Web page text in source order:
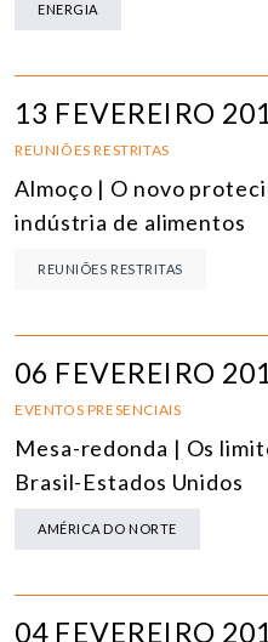
ENERGIA
13 FEVEREIRO
REUNIÕES RESTRITAS
Almoço | O novo
indústria de alimentos
REUNIÕES RESTRITAS
06 FEVEREIRO
EVENTOS PRESENCIAIS
Mesa-redonda | Os
Brasil-Estados Unidos
AMÉRICA DO NORTE
04 FEVEREIRO